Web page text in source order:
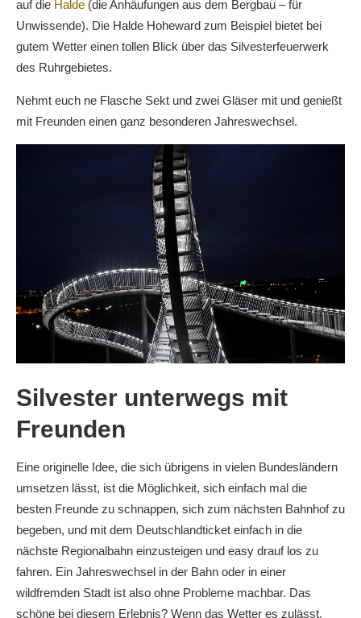
auf die Halde (die Anhäufungen aus dem Bergbau – für
Unwissende). Die Halde Hoheward zum Beispiel bietet bei
gutem Wetter einen tollen Blick über das Silvesterfeuerwerk
des Ruhrgebietes.
Nehmt euch ne Flasche Sekt und zwei Gläser mit und genießt
mit Freunden einen ganz besonderen Jahreswechsel.
Silvester unterwegs mit
Freunden
Eine originelle Idee, die sich übrigens in vielen Bundesländern
umsetzen lässt, ist die Möglichkeit, sich einfach mal die
besten Freunde zu schnappen, sich zum nächsten Bahnhof zu
begeben, und mit dem Deutschlandticket einfach in die
nächste Regionalbahn einzusteigen und easy drauf los zu
fahren. Ein Jahreswechsel in der Bahn oder in einer
wildfremden Stadt ist also ohne Probleme machbar. Das
schöne bei diesem Erlebnis? Wenn das Wetter es zulässt,